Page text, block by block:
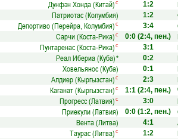
Дунфэн Хонда (Китай) с 1:2
Патриотас (Колумбия)
1:2
Депортиво (Перейра, Колумбия) с 3:4
Сарчи (Коста-Рика) с 0:0 (2:4, пен.)
Пунтаренас (Коста-Рика) с 3:1
Реал Ибериа (Куба)* 0:2
Ховельянос (Куба)
0:1
Алдиер (Кыргызстан) с 2:3
Каганат (Кыргызстан) с 1:1 (2:4, пен.)
Прогресс (Латвия) с 3:0
Приекули (Латвия)
0:0 (1:2, пен.)
Вента (Литва)
4:1
Таурас (Литва) с 1:2